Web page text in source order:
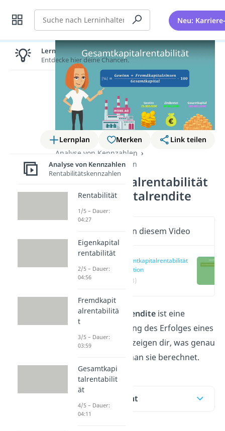
Suche Neu:
Lernplan Merken
Link teilen
Analyse von Kennzahlen
Rentabilitätskennzahlen
Gesamtkapitalrentabilität
/ Gesamtkapitalrendite
Wichtige Inhalte in diesem Video
Gesamtkapitalrentabilität
Definition
(00:13)
Gesamtkapitalrenditeist eine
Kennzahl zur Messung des Erfolges eines
Unternehmens. Wir zeigen dir, was genau
sie angibt und wie man sie berechnet.
Inhaltsübersicht
Lernen lohnt sich!
Entdecke hier deine Chancen.
Analyse von Kennzahlen
Rentabilitätskennzahlen
Rentabilität
1/5 – Dauer:
04:27
Eigenkapital
rentabilität
2/5 – Dauer:
04:56
Fremdkapit
alrentabilitä
t
3/5 – Dauer:
03:59
Gesamtkapi
talrentabilit
ät
4/5 – Dauer:
04:11